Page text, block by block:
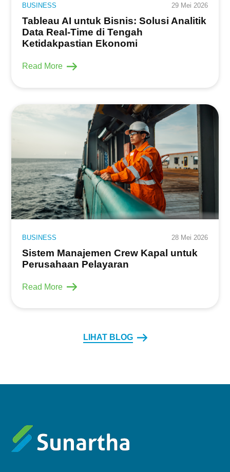
BUSINESS 29 Mei 2026
Tableau AI untuk Bisnis: Solusi Analitik
Data Real-Time di Tengah
Ketidakpastian Ekonomi
Read More
BUSINESS 28 Mei 2026
Sistem Manajemen Crew Kapal untuk
Perusahaan Pelayaran
Read More
LIHAT BLOG